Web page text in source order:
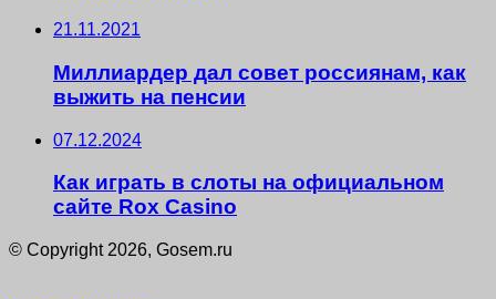
21.11.2021
Миллиардер дал совет россиянам, как
выжить на пенсии
07.12.2024
Как играть в слоты на официальном
сайте Rox Casino
© Copyright 2026, Gosem.ru